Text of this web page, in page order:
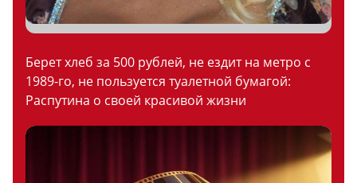
Берет хлеб за 500 рублей, не ездит на метро с
1989-го, не пользуется туалетной бумагой:
Распутина о своей красивой жизни